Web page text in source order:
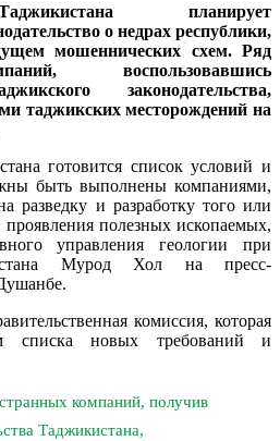
планирует
о недрах республики,
мошеннических схем. Ряд
воспользовавшись
законодательства,
таджикских месторождений на
готовится список условий и
быть выполнены компаниями,
разведку и разработку того или
полезных ископаемых,
управления геологии при
Мурод Хол на пресс-
комиссия, которая
списка новых требований и
компаний, получив
Таджикистана,